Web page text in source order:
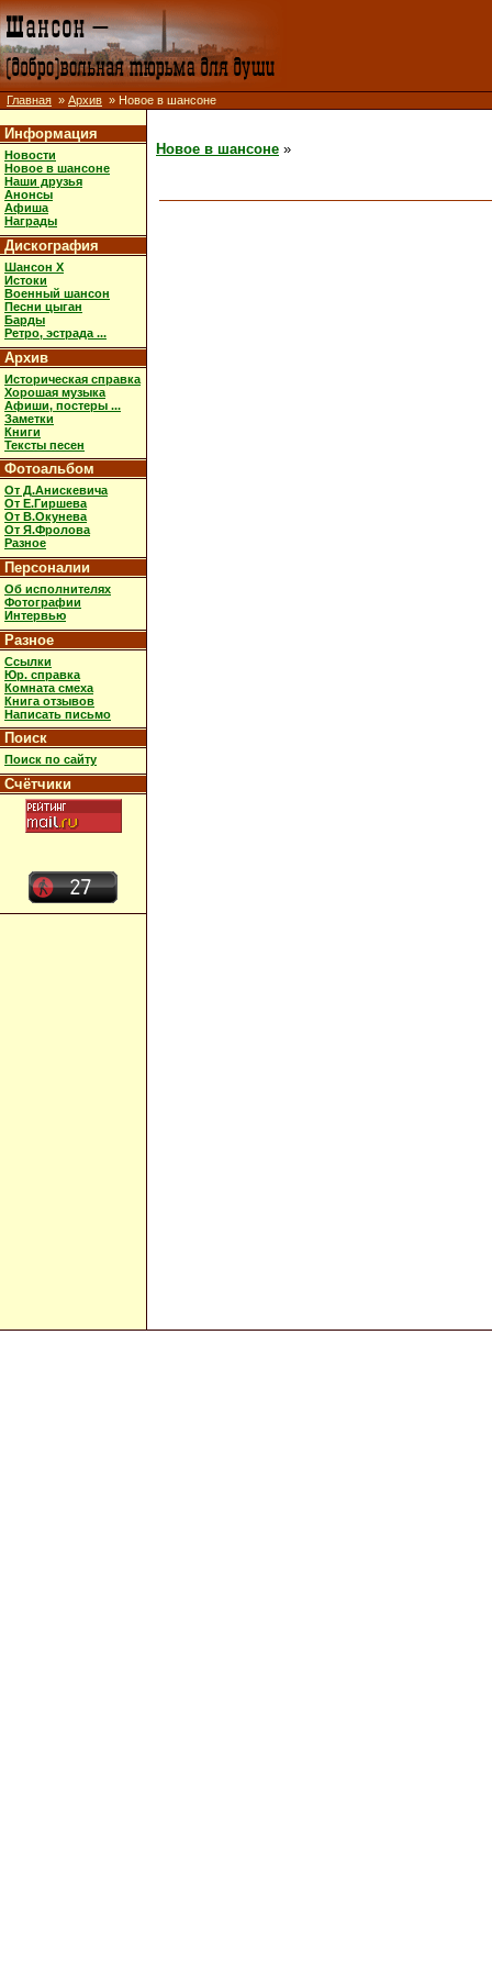
Главная » Архив » Новое в шансоне
Информация
Новости
Новое в шансоне
Наши друзья
Анонсы
Афиша
Награды
Дискография
Шансон X
Истоки
Военный шансон
Песни цыган
Барды
Ретро, эстрада ...
Архив
Историческая справка
Хорошая музыка
Афиши, постеры ...
Заметки
Книги
Тексты песен
Фотоальбом
От Д.Анискевича
От Е.Гиршева
От В.Окунева
От Я.Фролова
Разное
Персоналии
Об исполнителях
Фотографии
Интервью
Разное
Ссылки
Юр. справка
Комната смеха
Книга отзывов
Написать письмо
Поиск
Поиск по сайту
Счётчики
Новое в шансоне »